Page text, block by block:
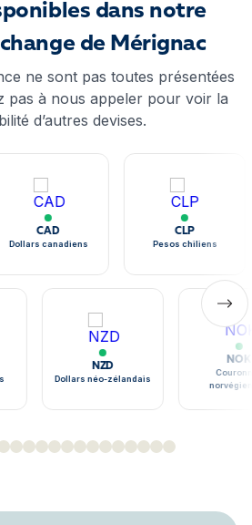
dans notre
de Mérignac
ne sont pas toutes présentées
pas à nous appeler pour voir la
d’autres devises.
CAD
Dollars canadiens
CLP
Pesos chiliens
NZD
Dollars néo-zélandais
NOK